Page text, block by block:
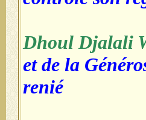
Dhoul Djalali
et de la
renié